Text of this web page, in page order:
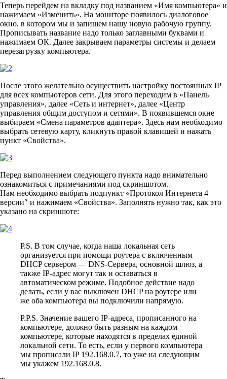
Теперь перейдем на вкладку под названием «Имя компьютера» и
нажимаем «Изменить». На мониторе появилось диалоговое
окно, в котором мы и запишем нашу новую рабочую группу.
Прописывать название надо только заглавными буквами и
нажимаем ОК. Далее закрываем параметры системы и делаем
перезагрузку компьютера.
После этого желательно осуществить настройку постоянных IP
для всех компьютеров сети. Для этого переходим в «Панель
управления», далее «Сеть и интернет», далее «Центр
управления общим доступом и сетями». В появившемся окне
выбираем «Смена параметров адаптера». Здесь нам необходимо
выбрать сетевую карту, кликнуть правой клавишей и нажать
пункт «Свойства».
Перед выполнением следующего пункта надо внимательно
ознакомиться с примечаниями под скриншотом.
Нам необходимо выбрать подпункт «Протокол Интернета 4
версии″ и нажимаем «Свойства». Заполнять нужно так, как это
указано на скриншоте:
P.S. В том случае, когда наша локальная сеть
организуется при помощи роутера с включенным
DHCP сервером — DNS-Сервера, основной шлюз, а
также IP-адрес могут так и оставаться в
автоматическом режиме. Подобное действие надо
делать, если у вас выключен DHCP на роутере или
же оба компьютера вы подключили напрямую.
P.P.S. Значение вашего IP-адреса, прописанного на
компьютере, должно быть разным на каждом
компьютере, которые находятся в пределах единой
локальной сети. То есть, если у первого компьютера
мы прописали IP 192.168.0.7, то уже на следующим
мы укажем 192.168.0.8.